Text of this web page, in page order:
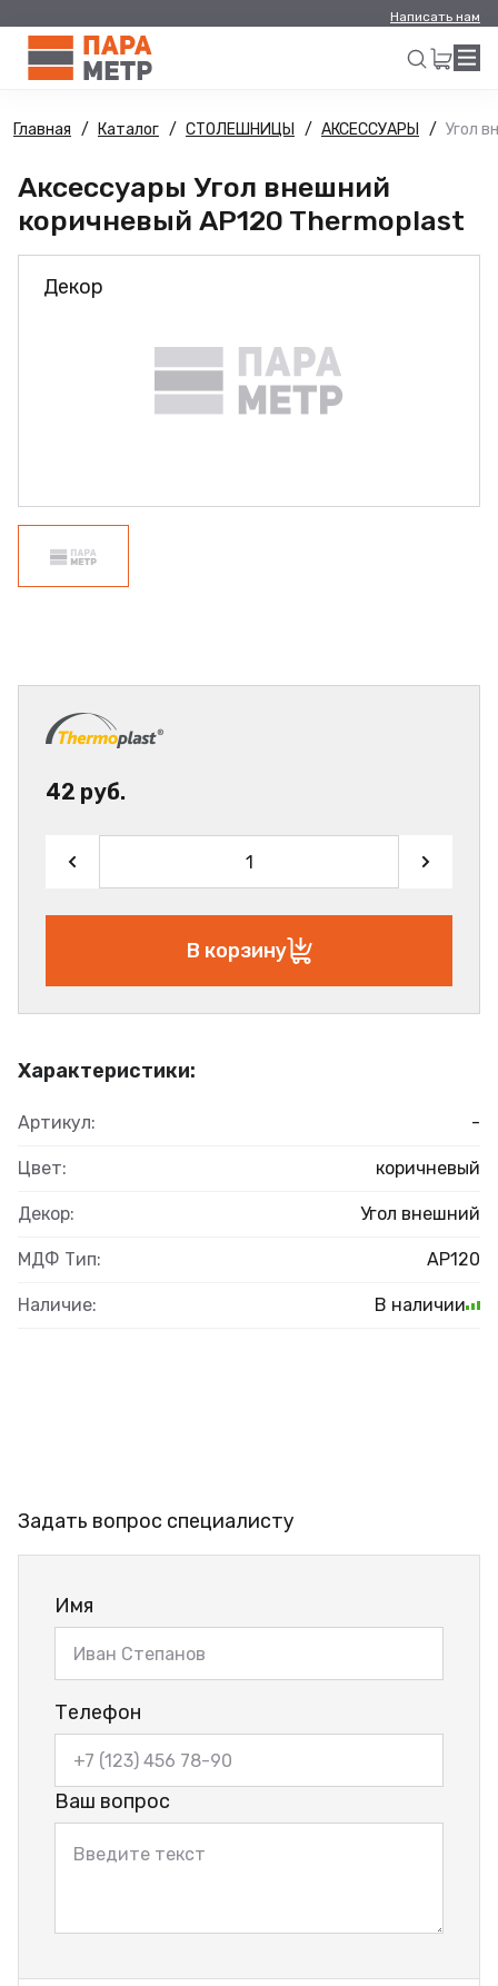
Написать нам
Искать
Главная Каталог СТОЛЕШНИЦЫ АКСЕССУАРЫ Угол
Аксессуары Угол внешний
коричневый AP120 Thermoplast
Декор
Характеристики:
Артикул: -
Цвет: коричневый
Декор: Угол внешний
МДФ Тип: AP120
Наличие: В наличии
42 руб.
В корзину
Задать вопрос специалисту
Имя
Телефон
Ваш вопрос